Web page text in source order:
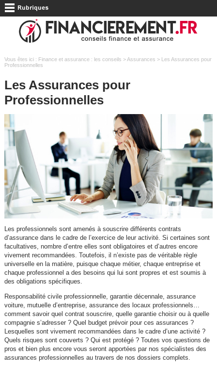
Vous êtes ici : Finance et assurance : les conseils >Assurances > Les Assurances pour
Professionnelles
Les Assurances pour
Professionnelles
Les professionnels sont amenés à souscrire différents contrats
d’assurance dans le cadre de l’exercice de leur activité. Si certaines sont
facultatives, nombre d’entre elles sont obligatoires et d’autres encore
vivement recommandées. Toutefois, il n’existe pas de véritable règle
universelle en la matière, puisque chaque métier, chaque entreprise et
chaque professionnel a des besoins qui lui sont propres et est soumis à
des obligations spécifiques.
Responsabilité civile professionnelle, garantie décennale, assurance
voiture, mutuelle d’entreprise, assurance des locaux professionnels…
comment savoir quel contrat souscrire, quelle garantie choisir ou à quelle
compagnie s’adresser ? Quel budget prévoir pour ces assurances ?
Lesquelles sont vivement recommandées dans le cadre d’une activité ?
Quels risques sont couverts ? Qui est protégé ? Toutes vos questions de
pros et bien plus encore vous seront apportées par nos spécialistes des
assurances professionnelles au travers de nos dossiers complets.